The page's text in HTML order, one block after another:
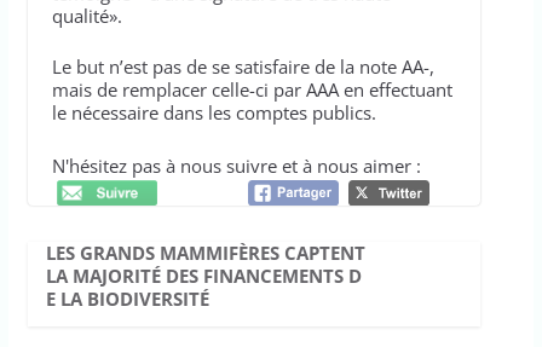
qualité».
Le but n’est pas de se satisfaire de la note AA-,
mais de remplacer celle-ci par AAA en effectuant
le nécessaire dans les comptes publics.
N'hésitez pas à nous suivre et à nous aimer :
LES GRANDS MAMMIFÈRES CAPTENT
LA MAJORITÉ DES FINANCEMENTS D
E LA BIODIVERSITÉ